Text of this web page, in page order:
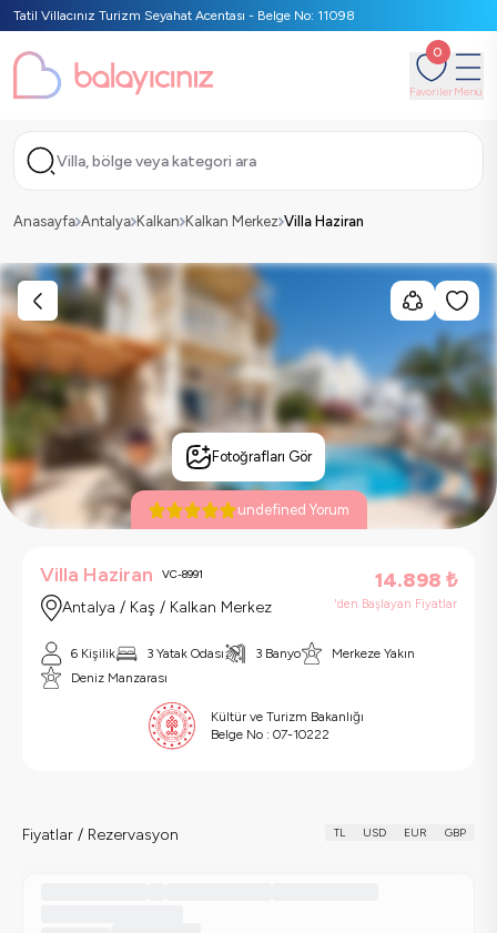
Tatil Villacınız Turizm Seyahat Acentası - Belge No: 11098
0
FavorilerMenü
Villa, bölge veya kategori ara
Anasayfa Antalya Kalkan Kalkan Merkez Villa Haziran
Fotoğrafları Gör
undefined Yorum
Villa Haziran VC-8991
Antalya / Kaş / Kalkan Merkez
14.898 ₺
'den Başlayan Fiyatlar
6 Kişilik 3 Yatak Odası 3 Banyo
Merkeze Yakın
Deniz Manzarası
Kültür ve Turizm Bakanlığı
Belge No : 07-10222
Fiyatlar / Rezervasyon TL USD EUR GBP